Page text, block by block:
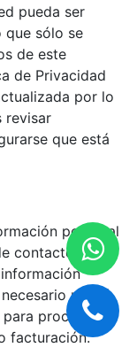
pueda ser
que sólo se
de este
de Privacidad
por lo
revisar
que está
personal
contacto como
podrá
procesar
facturación.